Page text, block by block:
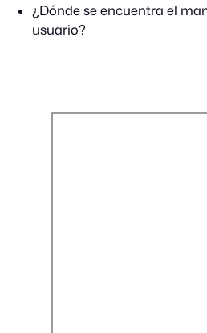
¿Dónde se encuentra el
usuario?